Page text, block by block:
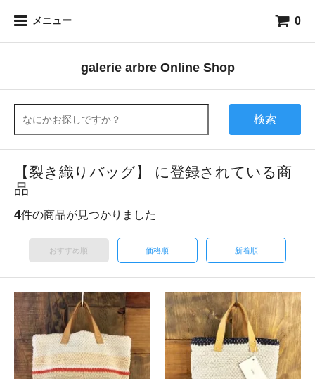
メニュー 0
galerie arbre Online Shop
検索
【裂き織りバッグ】 に登録されている商
品
4件の商品が見つかりました
おすすめ順 価格順 新着順